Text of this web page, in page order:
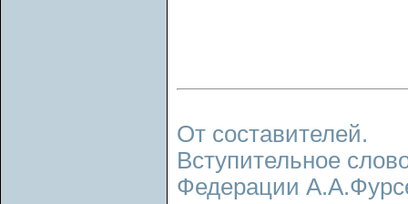
От составителей.
Вступительное
Федерации